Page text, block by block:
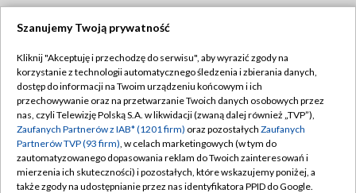
TVP
Abonament TVP
Emisja w TVP
Centrum informacji TVP
Naziemna Telewizja Cyfrowa
Regulamin TVP
Polityka prywatności
Moje zgody
Pomoc
Szanujemy Twoją prywatność
Kliknij "Akceptuję i przechodzę do serwisu", aby wyrazić zgody na
korzystanie z technologii automatycznego śledzenia i zbierania danych,
dostęp do informacji na Twoim urządzeniu końcowym i ich
przechowywanie oraz na przetwarzanie Twoich danych osobowych przez
nas, czyli Telewizję Polską S.A. w likwidacji (zwaną dalej również „TVP”),
Zaufanych Partnerów z IAB* (1201 firm) oraz pozostałych Zaufanych
Partnerów TVP (93 firm), w celach marketingowych (w tym do
zautomatyzowanego dopasowania reklam do Twoich zainteresowań i
mierzenia ich skuteczności) i pozostałych, które wskazujemy poniżej, a
także zgody na udostępnianie przez nas identyfikatora PPID do Google.